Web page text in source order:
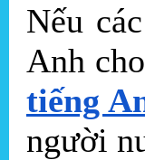
Nếu
Anh
tiếng
người